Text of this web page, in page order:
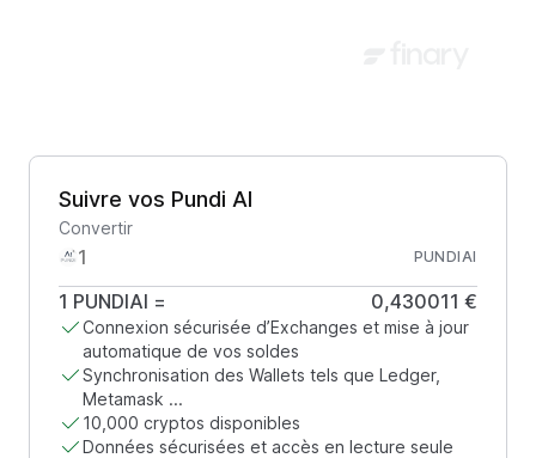
Suivre vos Pundi AI
Convertir
PUNDIAI
1 PUNDIAI = 0,430011 €
Connexion sécurisée d’Exchanges et mise à jour
automatique de vos soldes
Synchronisation des Wallets tels que Ledger,
Metamask ...
10,000 cryptos disponibles
Données sécurisées et accès en lecture seule